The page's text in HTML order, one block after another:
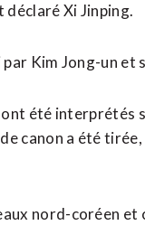
Xi Jinping.
Kim Jong-un et
été interprétés
canon a été
nord-coréen et